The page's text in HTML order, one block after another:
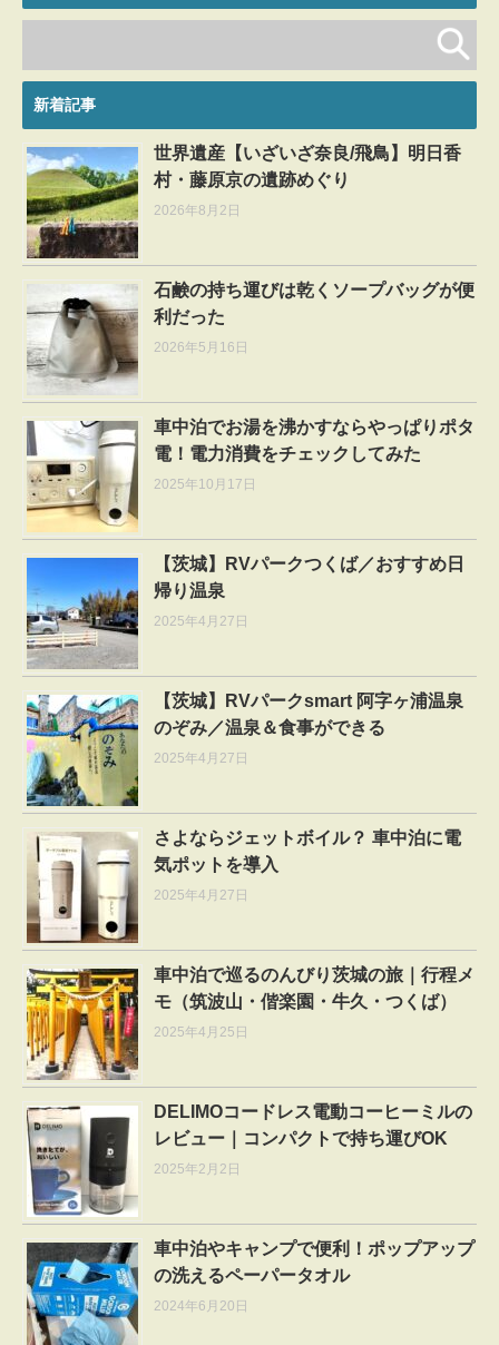
新着記事
世界遺産【いざいざ奈良/飛鳥】明日香
村・藤原京の遺跡めぐり
2026年8月2日
石鹸の持ち運びは乾くソープバッグが便
利だった
2026年5月16日
車中泊でお湯を沸かすならやっぱりポタ
電！電力消費をチェックしてみた
2025年10月17日
【茨城】RVパークつくば／おすすめ日
帰り温泉
2025年4月27日
【茨城】RVパークsmart 阿字ヶ浦温泉
のぞみ／温泉＆食事ができる
2025年4月27日
さよならジェットボイル？ 車中泊に電
気ポットを導入
2025年4月27日
車中泊で巡るのんびり茨城の旅｜行程メ
モ（筑波山・偕楽園・牛久・つくば）
2025年4月25日
DELIMOコードレス電動コーヒーミルの
レビュー｜コンパクトで持ち運びOK
2025年2月2日
車中泊やキャンプで便利！ポップアップ
の洗えるペーパータオル
2024年6月20日